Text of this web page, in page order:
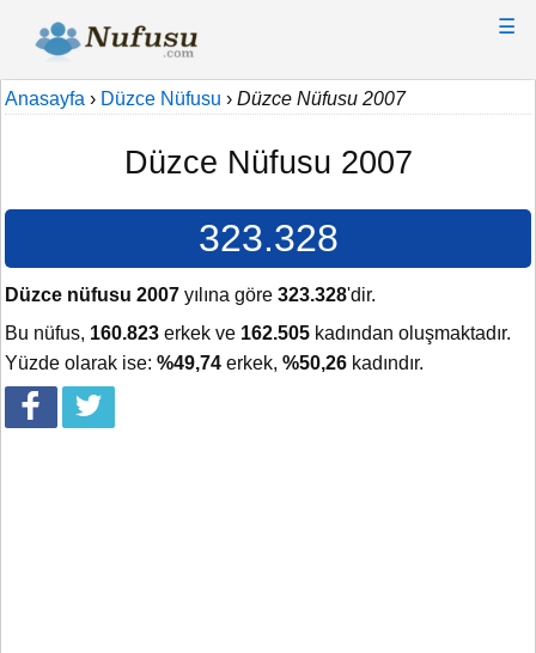
☰
Anasayfa › Düzce Nüfusu › Düzce Nüfusu 2007
Düzce Nüfusu 2007
323.328
Düzce nüfusu 2007 yılına göre 323.328'dir.
Bu nüfus, 160.823 erkek ve 162.505 kadından oluşmaktadır.
Yüzde olarak ise: %49,74 erkek, %50,26 kadındır.